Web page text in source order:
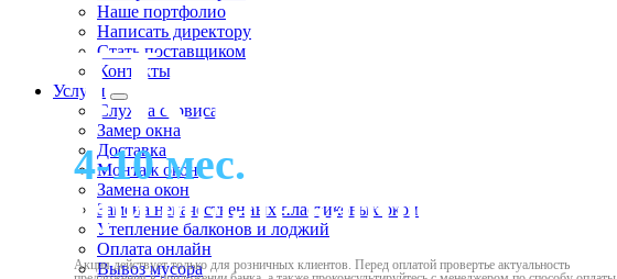
Нашe портфолио
Написать директору
Стать поставщиком
Контакты
Услуги
Служба сервиса
Замер окна
Доставка
Монтаж окон
Замена окон
Замена некачественных пластиковых окон
Утепление балконов и лоджий
Оплата онлайн
Вывоз мусора
Переплата
4-10 мес.
при оплате картой Халва
Акция действует только для розничных клиентов. Перед оплатой провертье актуальность